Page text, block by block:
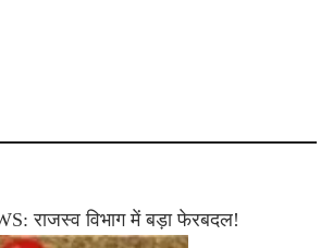
राजस्व विभाग में बड़ा फेरबदल!